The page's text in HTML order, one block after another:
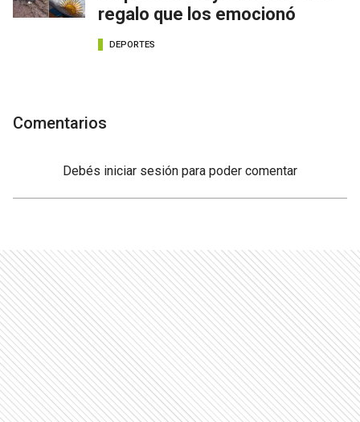
regalo que los emocionó
DEPORTES
Comentarios
Debés iniciar sesión para poder comentar